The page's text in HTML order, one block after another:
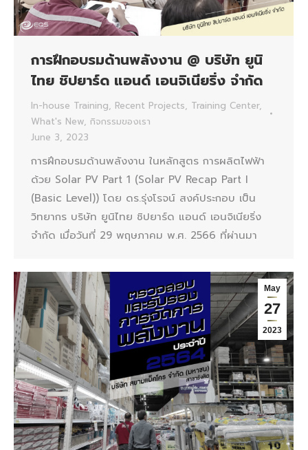
การฝึกอบรมด้านพลังงาน @ บริษัท ยูนิ
ไทย ชิปยาร์ด แอนด์ เอนจิเนียริ่ง จำกัด
In-house Training, Recent Projects, Training Center,
What's New, กิจกรรมของเรา
June 3, 2023
การฝึกอบรมด้านพลังงาน ในหลักสูตร การผลิตไฟฟ้า
ด้วย Solar PV Part 1 (Solar PV Recap Part I
(Basic Level)) โดย ดร.รุ่งโรจน์ สงค์ประกอบ เป็น
วิทยากร บริษัท ยูนิไทย ชิปยาร์ด แอนด์ เอนจิเนียริ่ง
จำกัด เมื่อวันที่ 29 พฤษภาคม พ.ศ. 2566 ที่ผ่านมา
May
27
2023